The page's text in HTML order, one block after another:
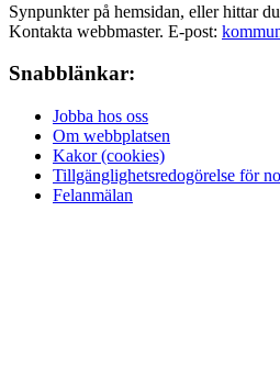
Synpunkter på hemsidan, eller hittar
Kontakta webbmaster. E-post:
Snabblänkar:
Jobba hos oss
Om webbplatsen
Kakor (cookies)
Tillgänglighetsredogörelse för
Felanmälan